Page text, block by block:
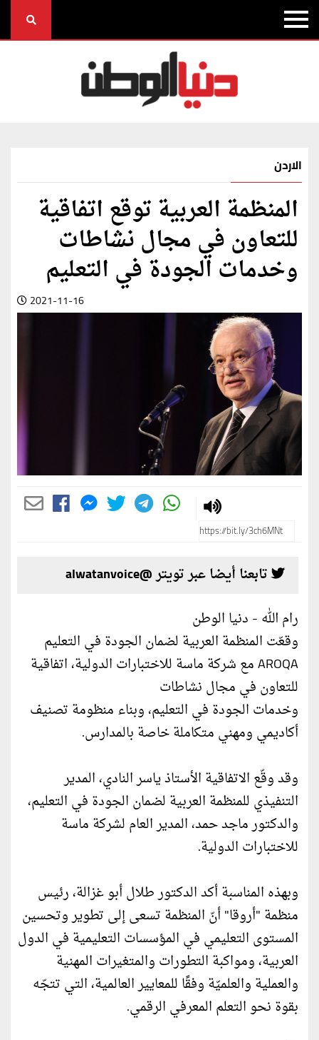
الاردن
المنظمة العربية توقع اتفاقية
للتعاون في مجال نشاطات
وخدمات الجودة في التعليم
2021-11-16
تابعنا أيضا عبر تويتر @alwatanvoice
رام الله - دنيا الوطن
وقعّت المنظمة العربية لضمان الجودة في التعليم
AROQA مع شركة ماسة للاختبارات الدولية، اتفاقية
للتعاون في مجال نشاطات
وخدمات الجودة في التعليم، وبناء منظومة تصنيف
أكاديمي ومهني متكاملة خاصة بالمدارس.
وقد وقّع الاتفاقية الأستاذ ياسر النادي، المدير
التنفيذي للمنظمة العربية لضمان الجودة في التعليم،
والدكتور ماجد حمد، المدير العام لشركة ماسة
للاختبارات الدولية.
وبهذه المناسبة أكد الدكتور طلال أبو غزالة، رئيس
منظمة "أروقا" أنّ المنظمة تسعى إلى تطوير وتحسين
المستوى التعليمي في المؤسسات التعليمية في الدول
العربية، ومواكبة التطورات والمتغيرات المهنية
والعملية والعلميّة وفقًا للمعايير العالمية، التي تتجّه
بقوة نحو التعلم المعرفي الرقمي.